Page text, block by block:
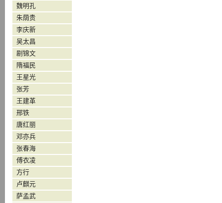
魏明孔
朱荫贵
李庆新
吴太昌
剧锦文
隋福民
王星光
张芳
王建革
邢铁
唐红丽
邓亦兵
张春海
傅衣凌
方行
卢麒元
萨孟武